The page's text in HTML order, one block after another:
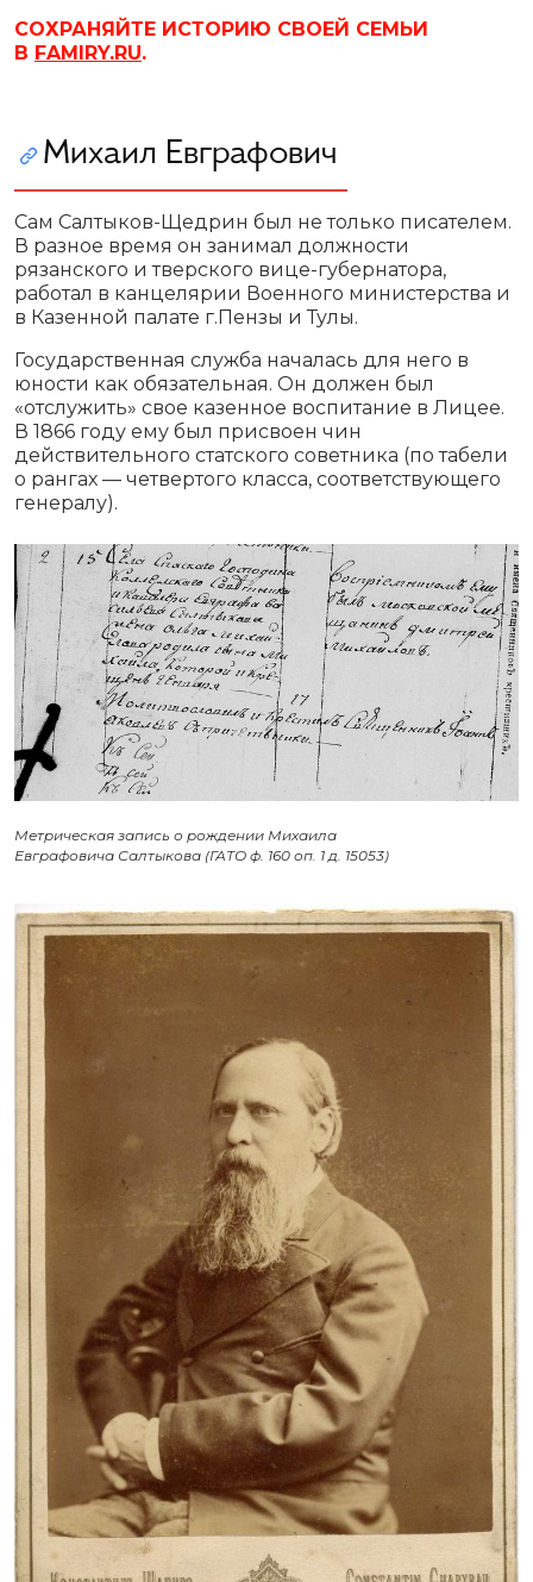
СОХРАНЯЙТЕ ИСТОРИЮ СВОЕЙ СЕМЬИ
В FAMIRY.RU.
Михаил Евграфович
Сам Салтыков-Щедрин был не только писателем.
В разное время он занимал должности
рязанского и тверского вице-губернатора,
работал в канцелярии Военного министерства и
в Казенной палате г.Пензы и Тулы.
Государственная служба началась для него в
юности как обязательная. Он должен был
«отслужить» свое казенное воспитание в Лицее.
В 1866 году ему был присвоен чин
действительного статского советника (по табели
о рангах — четвертого класса, соответствующего
генералу).
Метрическая запись о рождении Михаила
Евграфовича Салтыкова (ГАТО ф. 160 оп. 1 д. 15053)